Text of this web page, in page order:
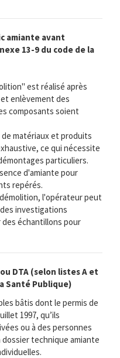
amiante avant
13-9 du code de la
est réalisé après
enlèvement des
composants soient
matériaux et produits
ce qui nécessite
particuliers.
d'amiante pour
repérés.
l'opérateur peut
investigations
échantillons pour
ou DTA (selon listes A et
Santé Publique)
bâtis dont le permis de
1997, qu’ils
ou à des personnes
dossier technique amiante